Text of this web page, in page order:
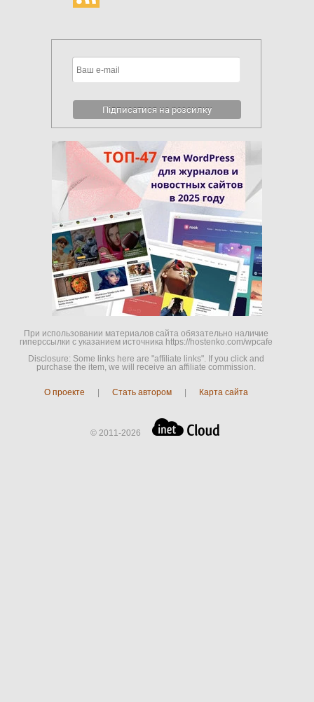
При использовании материалов сайта обязательно наличие
гиперссылки c указанием источника https://hostenko.com/wpcafe
Disclosure: Some links here are "affiliate links". If you click and
purchase the item, we will receive an affiliate commission.
О проекте Стать автором Карта сайта
© 2011-2026